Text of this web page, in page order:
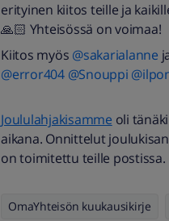
erityinen kiitos teille ja
🙏🏻 Yhteisössä on voimaa!
Kiitos myös ​ @sakarialanne
@error404​ @Snouppi
Joululahjakisamme oli
aikana. Onnittelut
on toimitettu teille postissa.​​​​​​​
OmaYhteisön kuukausikirje